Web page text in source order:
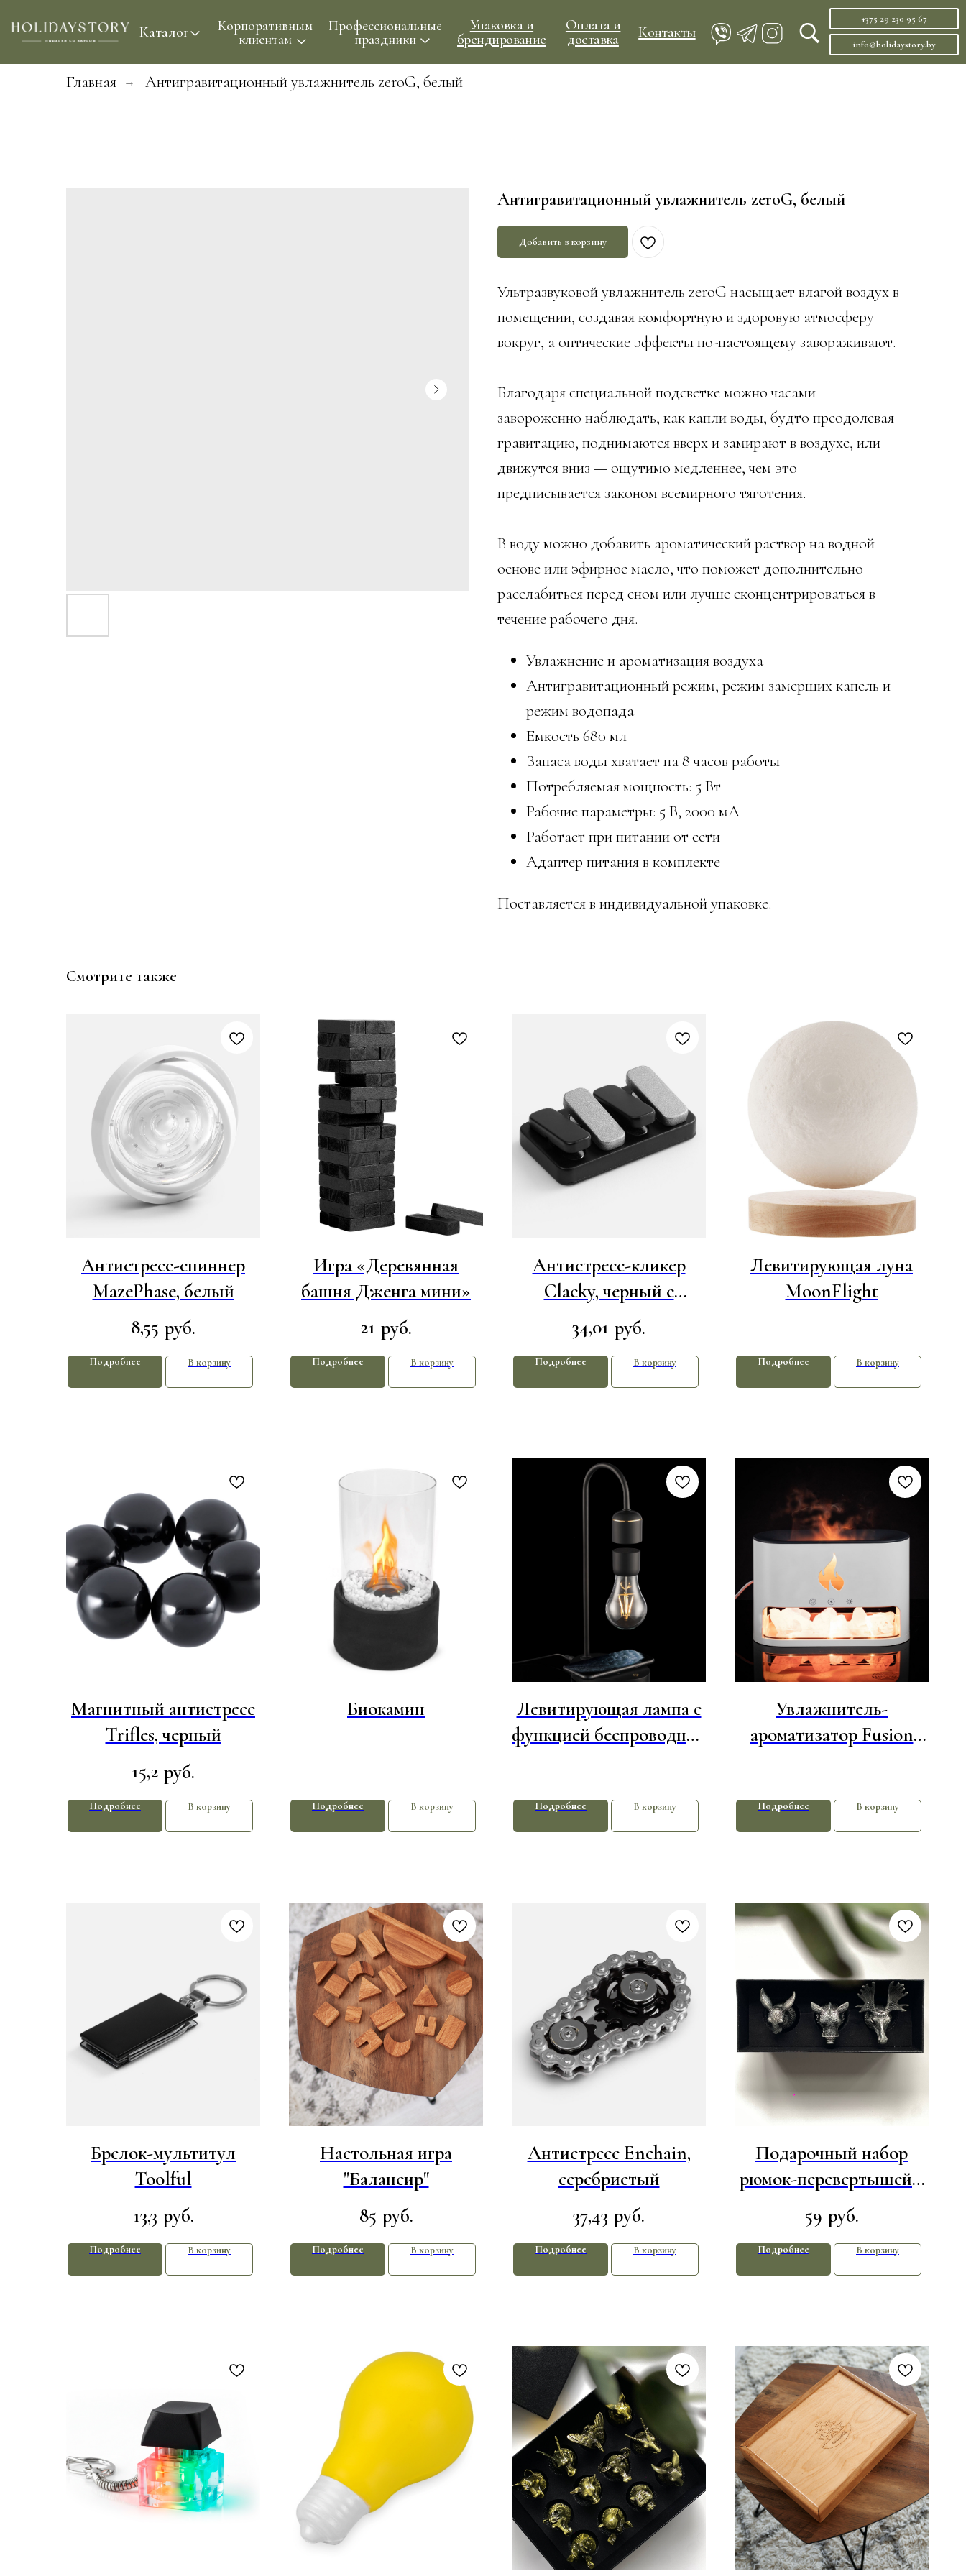
Контакты
Оплата и
доставка
Упаковка и
брендирование info@holidaystory.by
Корпоративным
клиентам
Профессиональные
праздники
Каталог
Главная → Антигравитационный увлажнитель zeroG, белый
Антигравитационный увлажнитель zeroG, белый
Добавить в корзину
Ультразвуковой увлажнитель zeroG насыщает влагой воздух в
помещении, создавая комфортную и здоровую атмосферу
вокруг, а оптические эффекты по-настоящему завораживают.
Благодаря специальной подсветке можно часами
завороженно наблюдать, как капли воды, будто преодолевая
гравитацию, поднимаются вверх и замирают в воздухе, или
движутся вниз — ощутимо медленнее, чем это
предписывается законом всемирного тяготения.
В воду можно добавить ароматический раствор на водной
основе или эфирное масло, что поможет дополнительно
расслабиться перед сном или лучше сконцентрироваться в
течение рабочего дня.
Увлажнение и ароматизация воздуха
Антигравитационный режим, режим замерших капель и
режим водопада
Емкость 680 мл
Запаса воды хватает на 8 часов работы
Потребляемая мощность: 5 Вт
Рабочие параметры: 5 В, 2000 мА
Работает при питании от сети
Адаптер питания в комплекте
Поставляется в индивидуальной упаковке.
Смотрите также
Антистресс-спиннер
MazePhase, белый
8,55 руб.
Подробнее В корзину
Игра «Деревянная
башня Дженга мини»
21 руб.
Подробнее В корзину
Антистресс-кликер
Clacky, черный с
серебристым
34,01 руб.
Подробнее В корзину
Левитирующая луна
MoonFlight
Подробнее В корзину
Магнитный антистресс
Trifles, черный
15,2 руб.
Подробнее В корзину
Биокамин
Подробнее В корзину
Левитирующая лампа с
функцией беспроводной
Подробнее В корзину
Увлажнитель-
ароматизатор Fusion
Подробнее В корзину
Брелок-мультитул
Toolful
13,3 руб.
Подробнее В корзину
Настольная игра
"Балансир"
85 руб.
Подробнее В корзину
Антистресс Enchain,
серебристый
37,43 руб.
Подробнее В корзину
Подарочный набор
рюмок-перевертышей 3
59 руб.
Подробнее В корзину